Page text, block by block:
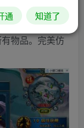
宝。无限刷任
物品。完美仿
通 知道了